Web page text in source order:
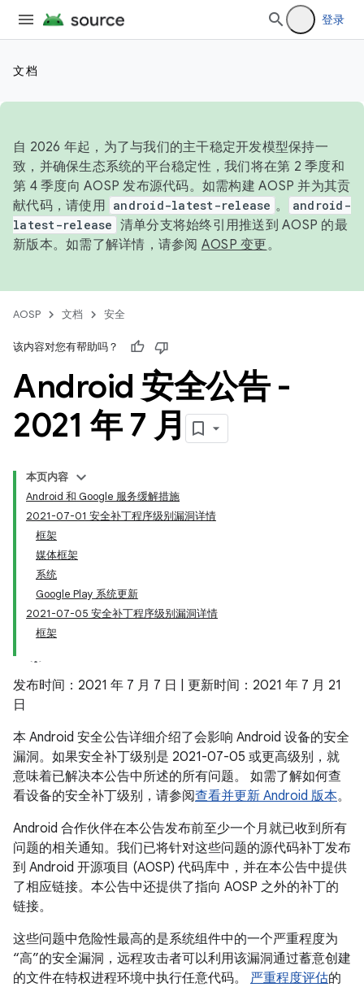
登录
文档
自 2026 年起，为了与我们的主干稳定开发模型保持一
致，并确保生态系统的平台稳定性，我们将在第 2 季度和
第 4 季度向 AOSP 发布源代码。如需构建 AOSP 并为其贡
献代码，请使用 android-latest-release 。
android-
latest-release 清单分支将始终引用推送到 AOSP 的最
新版本。如需了解详情，请参阅 AOSP 变更。
AOSP 文档 安全
该内容对您有帮助吗？
Android 安全公告 -
2021 年 7 月
本页内容
Android 和 Google 服务缓解措施
2021-07-01 安全补丁程序级别漏洞详情
框架
媒体框架
系统
Google Play 系统更新
2021-07-05 安全补丁程序级别漏洞详情
框架
发布时间：2021 年 7 月 7 日 | 更新时间：2021 年 7 月 21
日
本 Android 安全公告详细介绍了会影响 Android 设备的安全
漏洞。如果安全补丁级别是 2021-07-05 或更高级别，就
意味着已解决本公告中所述的所有问题。 如需了解如何查
看设备的安全补丁级别，请参阅查看并更新 Android 版本。
Android 合作伙伴在本公告发布前至少一个月就已收到所有
问题的相关通知。我们已将针对这些问题的源代码补丁发布
到 Android 开源项目 (AOSP) 代码库中，并在本公告中提供
了相应链接。本公告中还提供了指向 AOSP 之外的补丁的
链接。
这些问题中危险性最高的是系统组件中的一个严重程度为
“高”的安全漏洞，远程攻击者可以利用该漏洞通过蓄意创建
的文件在特权进程环境中执行任意代码。 严重程度评估的